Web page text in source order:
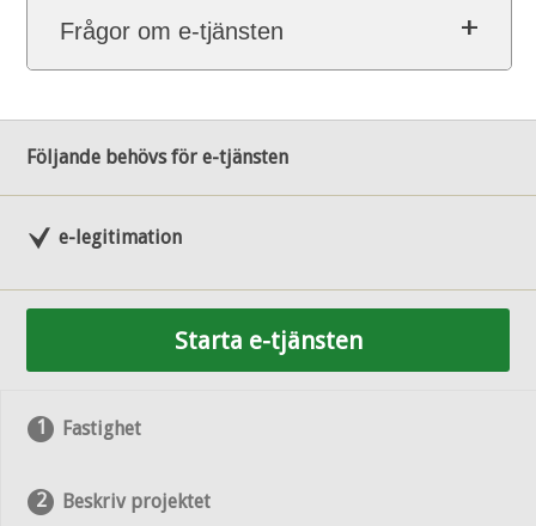
Frågor om e-tjänsten
Följande behövs för e-tjänsten
e-legitimation
Starta e-tjänsten
Fastighet
Beskriv projektet